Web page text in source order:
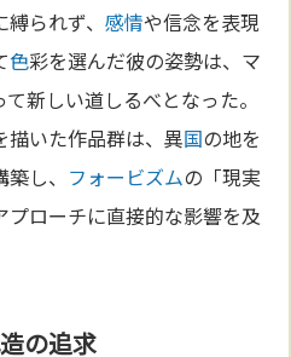
縛られず、感情や信念を表現
色彩を選んだ彼の姿勢は、マ
新しい道しるべとなった。
描いた作品群は、異国の地を
し、 フォービズムの「現実
プローチに直接的な影響を及
の追求